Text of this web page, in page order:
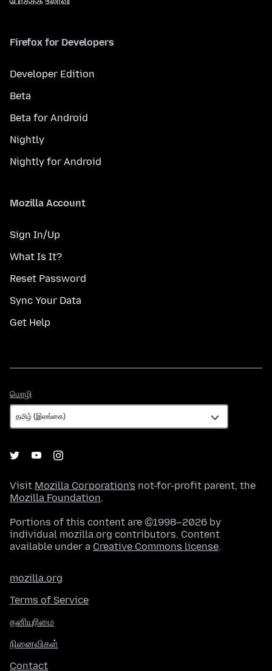
Firefox for Developers
Developer Edition
Beta
Beta for Android
Nightly
Nightly for Android
Mozilla Account
Sign In/Up
What Is It?
Reset Password
Sync Your Data
Get Help
மொழி
Visit Mozilla Corporation's not-for-profit parent, the
Mozilla Foundation.
Portions of this content are ©1998–2026 by
individual mozilla.org contributors. Content
available under a Creative Commons license.
mozilla.org
Terms of Service
தனியுரிமை
நினைவிகள்
Contact